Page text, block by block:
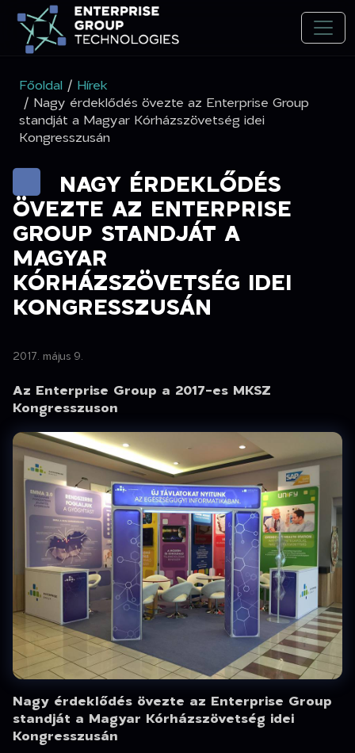
Főoldal / Hírek
/ Nagy érdeklődés övezte az Enterprise Group
standját a Magyar Kórházszövetség idei
Kongresszusán
NAGY ÉRDEKLŐDÉS
ÖVEZTE AZ ENTERPRISE
GROUP STANDJÁT A
MAGYAR
KÓRHÁZSZÖVETSÉG IDEI
KONGRESSZUSÁN
2017. május 9.
Az Enterprise Group a 2017-es MKSZ
Kongresszuson
Nagy érdeklődés övezte az Enterprise Group
standját a Magyar Kórházszövetség idei
Kongresszusán